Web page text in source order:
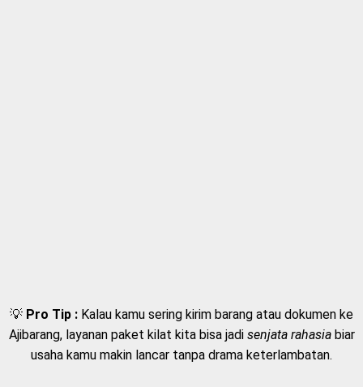
💡 Pro Tip : Kalau kamu sering kirim barang atau dokumen ke
Ajibarang, layanan paket kilat kita bisa jadi senjata rahasiabiar
usaha kamu makin lancar tanpa drama keterlambatan.